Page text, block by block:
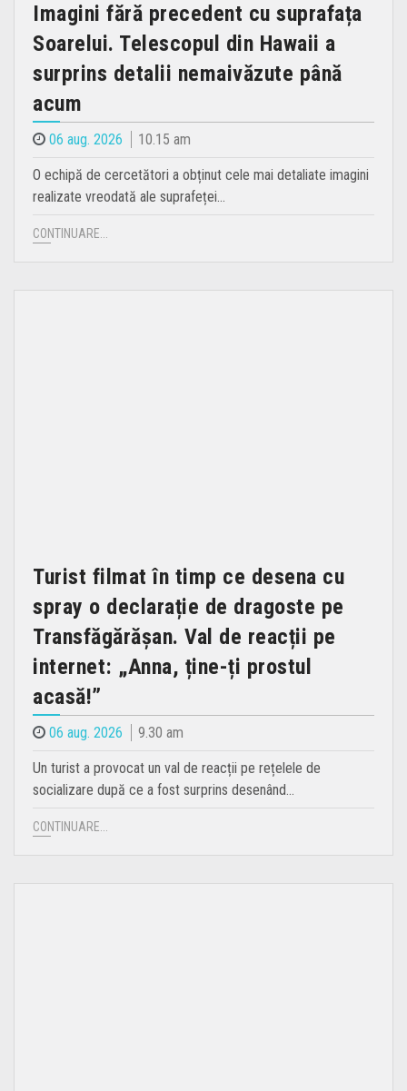
Imagini fără precedent cu suprafața
Soarelui. Telescopul din Hawaii a
surprins detalii nemaivăzute până
acum
06 aug. 2026 10.15 am
O echipă de cercetători a obținut cele mai detaliate imagini
realizate vreodată ale suprafeței…
CONTINUARE...
Turist filmat în timp ce desena cu
spray o declarație de dragoste pe
Transfăgărășan. Val de reacții pe
internet: „Anna, ține-ți prostul
acasă!”
06 aug. 2026 9.30 am
Un turist a provocat un val de reacții pe rețelele de
socializare după ce a fost surprins desenând…
CONTINUARE...